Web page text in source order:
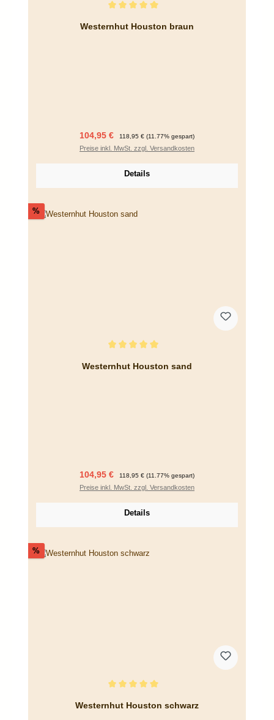
Westernhut Houston braun
Verkaufspreis:
104,95 € Regulärer Preis:
118,95 € (11.77% gespart)
Preise inkl. MwSt. zzgl. Versandkosten
Details
%Rabatt
Westernhut Houston sand
Verkaufspreis:
104,95 € Regulärer Preis:
118,95 € (11.77% gespart)
Preise inkl. MwSt. zzgl. Versandkosten
Details
%Rabatt
Westernhut Houston schwarz